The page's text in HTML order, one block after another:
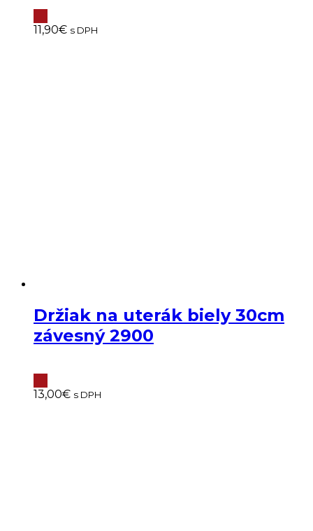
11,90€ s DPH
Držiak na uterák biely 30cm
závesný 2900
13,00€ s DPH